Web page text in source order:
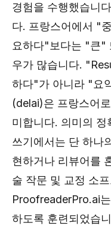
경험을 수행했습니
다. 프랑스어에서 "
요하다"보다는 "큰"
우가 많습니다.
하다"가 아니라 "요
(delai)은 프랑스어
미합니다. 의미의
쓰기에서는 단 하나
현하거나 리뷰어를
술 작문 및 교정 소
ProofreaderPro.ai
하도록 훈련되었습